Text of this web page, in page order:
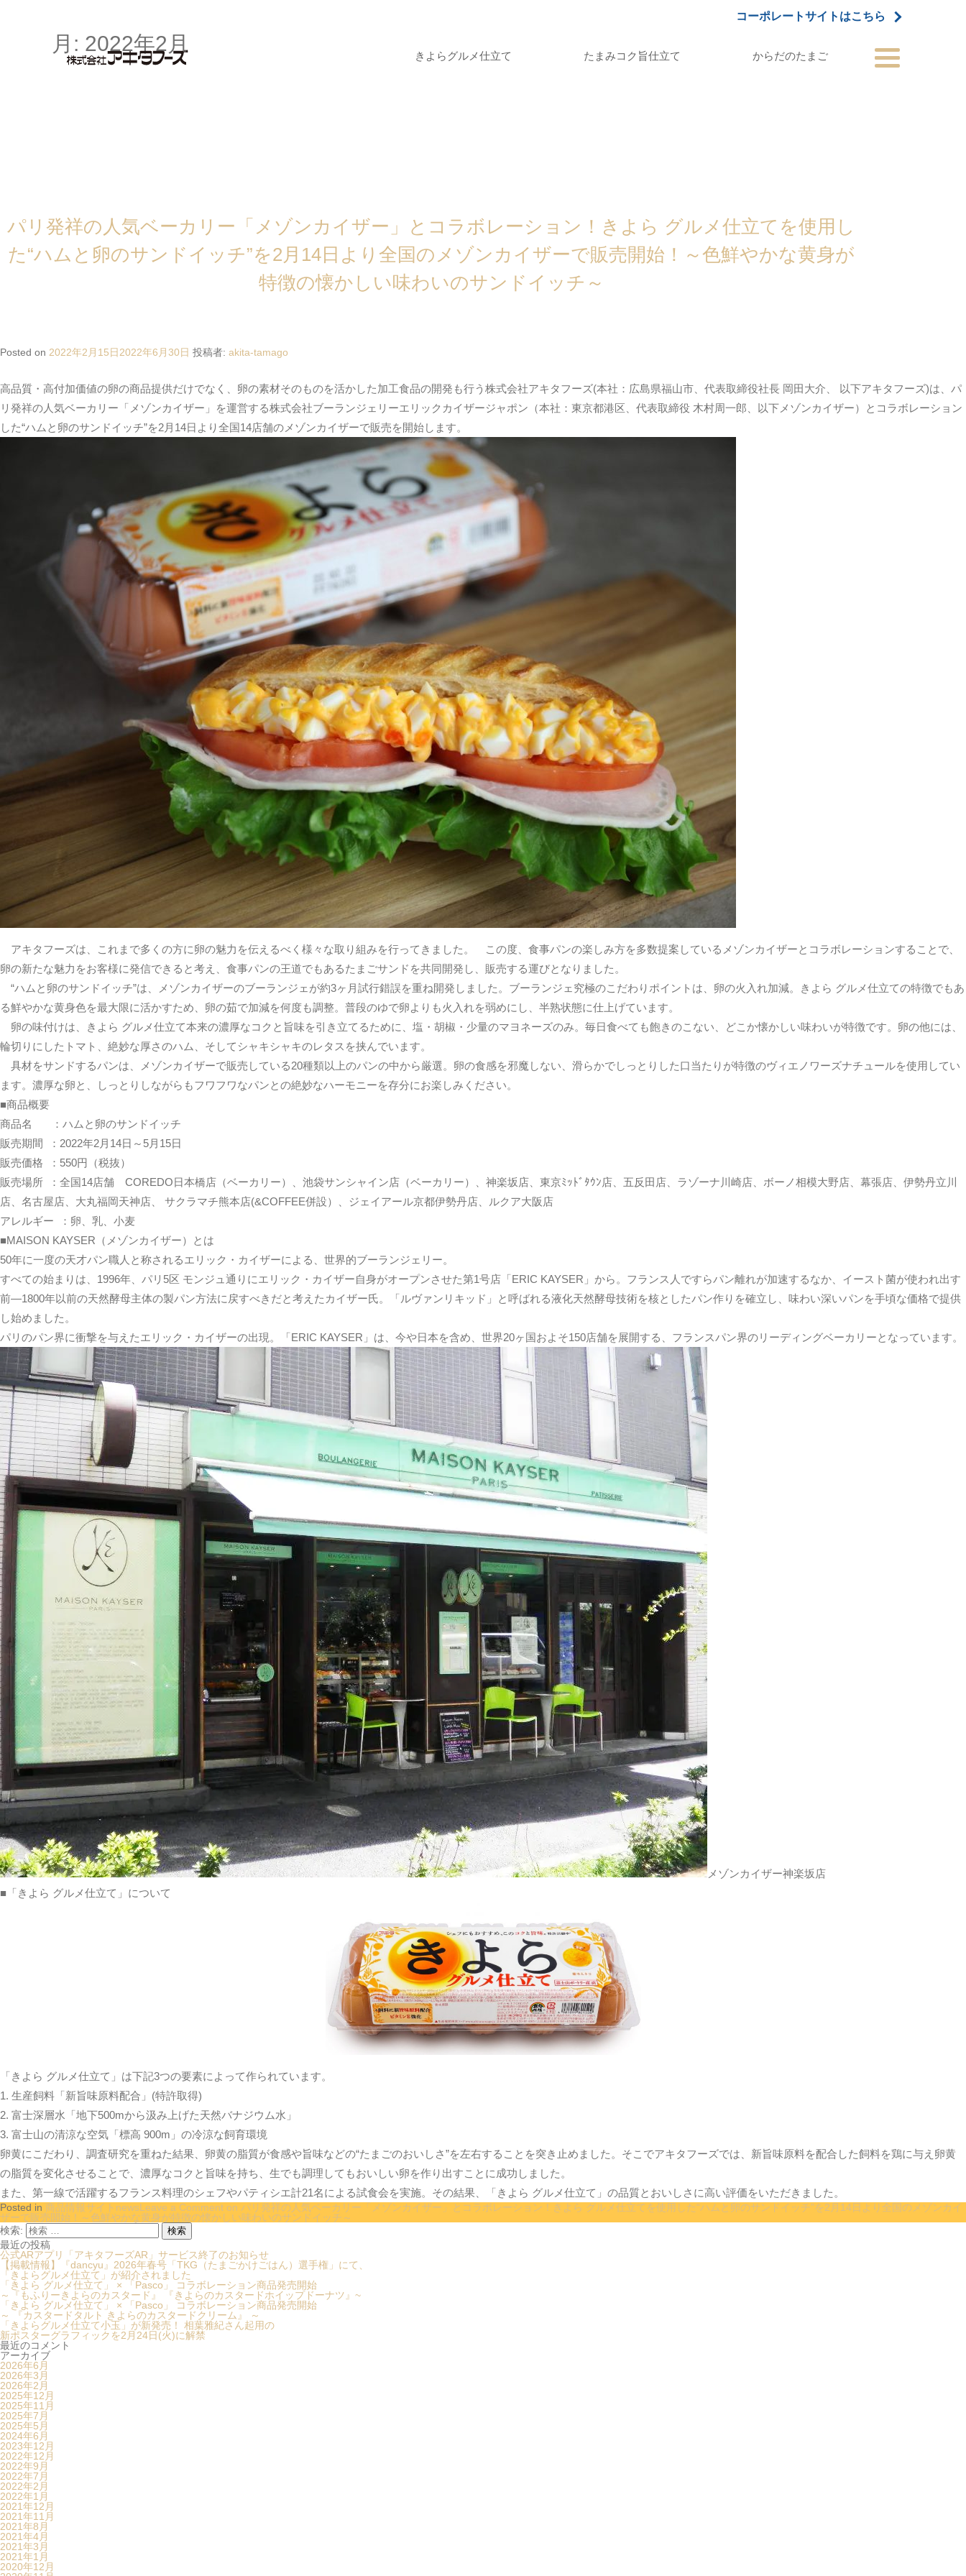
コーポレートサイトはこちら
きよらグルメ仕立て たまみコク旨仕立て からだのたまご
月: 2022年2月
パリ発祥の人気ベーカリー「メゾンカイザー」とコラボレーション！きよら グルメ仕立てを使用し
た“ハムと卵のサンドイッチ”を2月14日より全国のメゾンカイザーで販売開始！～色鮮やかな黄身が
特徴の懐かしい味わいのサンドイッチ～
Posted on 2022年2月15日 2022年6月30日 投稿者: akita-tamago
高品質・高付加価値の卵の商品提供だけでなく、卵の素材そのものを活かした加工食品の開発も行う株式会社アキタフーズ(本社：広島県福山市、代表取締役社⻑ 岡田大介、 以下アキタフーズ)は、パ
リ発祥の人気ベーカリー「メゾンカイザー」を運営する株式会社ブーランジェリーエリックカイザージャポン（本社：東京都港区、代表取締役 木村周一郎、以下メゾンカイザー）とコラボレーション
した“ハムと卵のサンドイッチ”を2月14日より全国14店舗のメゾンカイザーで販売を開始します。
アキタフーズは、これまで多くの方に卵の魅力を伝えるべく様々な取り組みを行ってきました。 この度、食事パンの楽しみ方を多数提案しているメゾンカイザーとコラボレーションすることで、
卵の新たな魅力をお客様に発信できると考え、食事パンの王道でもあるたまごサンドを共同開発し、販売する運びとなりました。
“ハムと卵のサンドイッチ”は、メゾンカイザーのブーランジェが約3ヶ月試行錯誤を重ね開発しました。ブーランジェ究極のこだわりポイントは、卵の火入れ加減。きよら グルメ仕立ての特徴でもあ
る鮮やかな黄身色を最大限に活かすため、卵の茹で加減を何度も調整。普段のゆで卵よりも火入れを弱めにし、半熟状態に仕上げています。
卵の味付けは、きよら グルメ仕立て本来の濃厚なコクと旨味を引き立てるために、塩・胡椒・少量のマヨネーズのみ。毎日食べても飽きのこない、どこか懐かしい味わいが特徴です。卵の他には、
輪切りにしたトマト、絶妙な厚さのハム、そしてシャキシャキのレタスを挟んでいます。
具材をサンドするパンは、メゾンカイザーで販売している20種類以上のパンの中から厳選。卵の食感を邪魔しない、滑らかでしっとりした口当たりが特徴のヴィエノワーズナチュールを使用してい
ます。濃厚な卵と、しっとりしながらもフワフワなパンとの絶妙なハーモニーを存分にお楽しみください。
■商品概要
商品名 ：ハムと卵のサンドイッチ
販売期間 ：2022年2月14日～5月15日
販売価格 ：550円（税抜）
販売場所 ：全国14店舗 COREDO日本橋店（ベーカリー）、池袋サンシャイン店（ベーカリー）、神楽坂店、東京ﾐｯﾄﾞﾀｳﾝ店、五反田店、ラゾーナ川崎店、ボーノ相模大野店、幕張店、伊勢丹立川
店、名古屋店、大丸福岡天神店、 サクラマチ熊本店(&COFFEE併設）、ジェイアール京都伊勢丹店、ルクア大阪店
アレルギー ：卵、乳、小麦
■MAISON KAYSER（メゾンカイザー）とは
50年に一度の天才パン職人と称されるエリック・カイザーによる、世界的ブーランジェリー。
すべての始まりは、1996年、パリ5区 モンジュ通りにエリック・カイザー自身がオープンさせた第1号店「ERIC KAYSER」から。フランス人ですらパン離れが加速するなか、イースト菌が使われ出す
前—1800年以前の天然酵母主体の製パン方法に戻すべきだと考えたカイザー氏。「ルヴァンリキッド」と呼ばれる液化天然酵母技術を核としたパン作りを確立し、味わい深いパンを手頃な価格で提供
し始めました。
パリのパン界に衝撃を与えたエリック・カイザーの出現。「ERIC KAYSER」は、今や日本を含め、世界20ヶ国およそ150店舗を展開する、フランスパン界のリーディングベーカリーとなっています。
メゾンカイザー神楽坂店
■「きよら グルメ仕立て」について
「きよら グルメ仕立て」は下記3つの要素によって作られています。
1. 生産飼料「新旨味原料配合」(特許取得)
2. 富士深層水「地下500mから汲み上げた天然バナジウム水」
3. 富士山の清涼な空気「標高 900m」の冷涼な飼育環境
卵黄にこだわり、調査研究を重ねた結果、卵黄の脂質が食感や旨味などの“たまごのおいしさ”を左右することを突き止めました。そこでアキタフーズでは、新旨味原料を配合した飼料を鶏に与え卵黄
の脂質を変化させることで、濃厚なコクと旨味を持ち、生でも調理してもおいしい卵を作り出すことに成功しました。
また、第一線で活躍するフランス料理のシェフやパティシエ計21名による試食会を実施。その結果、「きよら グルメ仕立て」の品質とおいしさに高い評価をいただきました。
Posted in 商品情報サイトnewsLeave a Comment on パリ発祥の人気ベーカリー「メゾンカイザー」とコラボレーション！きよら グルメ仕立てを使用した“ハムと卵のサンドイッチ”を2月14日より全国のメゾンカイ
ザーで販売開始！～色鮮やかな黄身が特徴の懐かしい味わいのサンドイッチ～
検索:
最近の投稿
公式ARアプリ「アキタフーズAR」サービス終了のお知らせ
【掲載情報】『dancyu』2026年春号「TKG（たまごかけごはん）選手権」にて、
「きよらグルメ仕立て」が紹介されました
「きよら グルメ仕立て」 × 「Pasco」 コラボレーション商品発売開始
～『もふりーきよらのカスタード』 『きよらのカスタードホイップドーナツ』~
「きよら グルメ仕立て」 × 「Pasco」 コラボレーション商品発売開始
～ 『カスタードタルト きよらのカスタードクリーム』 ～
「きよらグルメ仕立て小玉」が新発売！ 相葉雅紀さん起用の
新ポスターグラフィックを2月24日(火)に解禁
最近のコメント
アーカイブ
2026年6月
2026年3月
2026年2月
2025年12月
2025年11月
2025年7月
2025年5月
2024年6月
2023年12月
2022年12月
2022年9月
2022年7月
2022年2月
2022年1月
2021年12月
2021年11月
2021年8月
2021年4月
2021年3月
2021年1月
2020年12月